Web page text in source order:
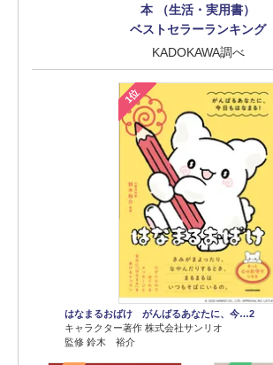
本 （生活・実用書）
ベストセラーランキング
KADOKAWA調べ
1位
はなまるおばけ がんばるあなたに、今…2
キャラクター著作 株式会社サンリオ
監修 鈴木 裕介